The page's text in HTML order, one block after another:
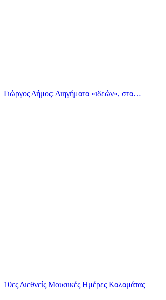
Γιώργος Δήμος: Διηγήματα «ιδεών», στα…
10ες Διεθνείς Μουσικές Ημέρες Καλαμάτας